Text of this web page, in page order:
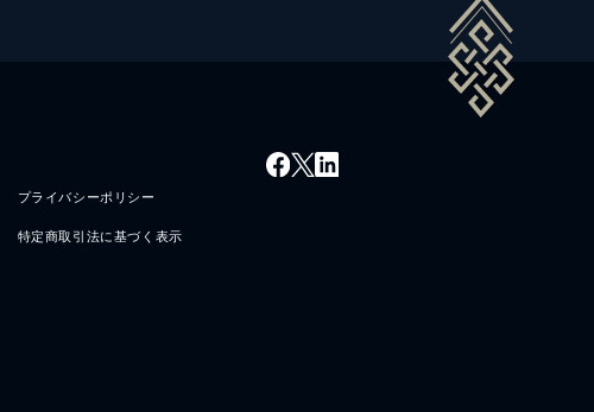
プライバシーポリシー
特定商取引法に基づく表示